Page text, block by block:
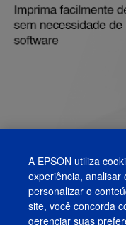
A EPSON utiliza
experiência, analisar
personalizar o
site, você concorda
gerenciar suas